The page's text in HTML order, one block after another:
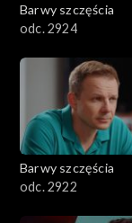
Barwy szczęścia
odc. 2924
Barwy szczęścia
odc. 2922